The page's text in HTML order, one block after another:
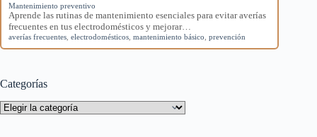
Mantenimiento preventivo
Aprende las rutinas de mantenimiento esenciales para evitar averías
frecuentes en tus electrodomésticos y mejorar…
averías frecuentes electrodomésticos mantenimiento básico prevención
Categorías
Categorías